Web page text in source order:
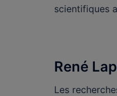
scientifiques
René
Les